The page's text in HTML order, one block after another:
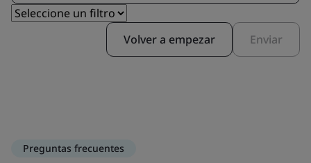
Volver a empezar Enviar
Preguntas frecuentes